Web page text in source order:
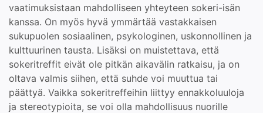
vaatimuksistaan mahdolliseen yhteyteen sokeri-isän
kanssa. On myös hyvä ymmärtää vastakkaisen
sukupuolen sosiaalinen, psykologinen, uskonnollinen ja
kulttuurinen tausta. Lisäksi on muistettava, että
sokeritreffit eivät ole pitkän aikavälin ratkaisu, ja on
oltava valmis siihen, että suhde voi muuttua tai
päättyä. Vaikka sokeritreffeihin liittyy ennakkoluuloja
ja stereotypioita, se voi olla mahdollisuus nuorille